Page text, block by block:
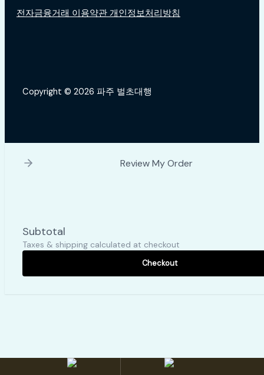
전자금융거래 이용약관 개인정보처리방침
Copyright © 2026 파주 벌초대행
Review My Order
Subtotal
Taxes & shipping calculated at checkout
Checkout